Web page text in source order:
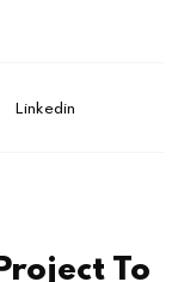
Linkedin
To